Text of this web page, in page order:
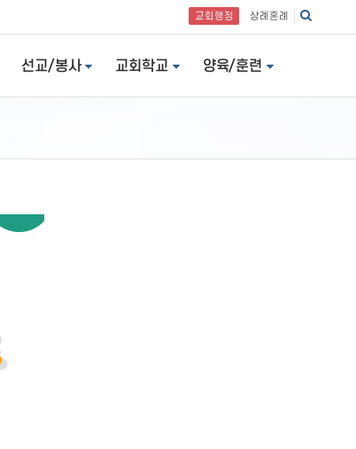
교회행정 상례혼례
선교/봉사 교회학교 양육/훈련